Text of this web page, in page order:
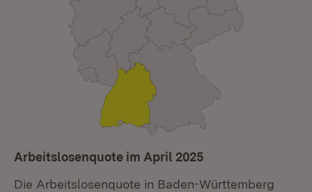
Arbeitslosenquote im April 2025
Die Arbeitslosenquote in Baden-Württemberg